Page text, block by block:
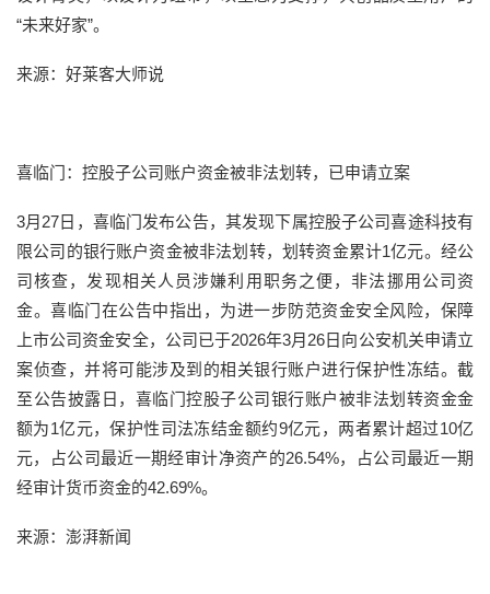
“未来好家”。
来源：好莱客大师说
喜临门：控股子公司账户资金被非法划转，已申请立案
3月27日，喜临门发布公告，其发现下属控股子公司喜途科技有
限公司的银行账户资金被非法划转，划转资金累计1亿元。经公
司核查，发现相关人员涉嫌利用职务之便，非法挪用公司资
金。喜临门在公告中指出，为进一步防范资金安全风险，保障
上市公司资金安全，公司已于2026年3月26日向公安机关申请立
案侦查，并将可能涉及到的相关银行账户进行保护性冻结。截
至公告披露日，喜临门控股子公司银行账户被非法划转资金金
额为1亿元，保护性司法冻结金额约9亿元，两者累计超过10亿
元，占公司最近一期经审计净资产的26.54%，占公司最近一期
经审计货币资金的42.69%。
来源：澎湃新闻